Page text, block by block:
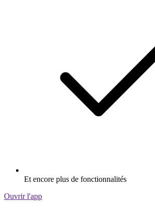
Et encore plus de fonctionnalités
Ouvrir l'app